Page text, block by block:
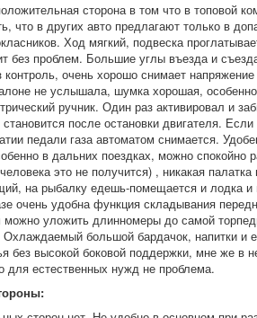
сторона в том что в топовой
что в других авто предлагают только в
Ход мягкий, подвеска
без проблем. Большие углы въезда и
контроль, очень хорошо снимает
не услышала, шумка хорошая,
ручник. Один раз активировал и
после остановки двигателя.
педали газа автоматом снимается.
в дальних поездках, можно спокойно
это не получится) , никакая
на рыбалку едешь-помещается и лодка
очень удобна функция складывания
уложить длинномеры до самой
большой бардачок, напитки и
без высокой боковой поддержки, мне же в
для естественных нужд не проблема.